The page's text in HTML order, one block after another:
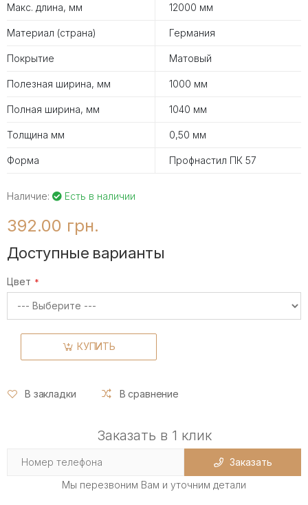
Макс. длина, мм 12000 мм
Материал (страна) Германия
Покрытие Матовый
Полезная ширина, мм 1000 мм
Полная ширина, мм 1040 мм
Толщина мм 0,50 мм
Форма Профнастил ПК 57
Наличие: Есть в наличии
392.00 грн.
Доступные варианты
Цвет
КУПИТЬ
В закладки В сравнение
Заказать в 1 клик
Заказать
Мы перезвоним Вам и уточним детали